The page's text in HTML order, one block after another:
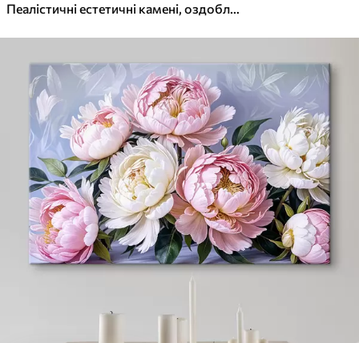
Пеалістичні естетичні камені, оздоблення будинку, природне освітлення